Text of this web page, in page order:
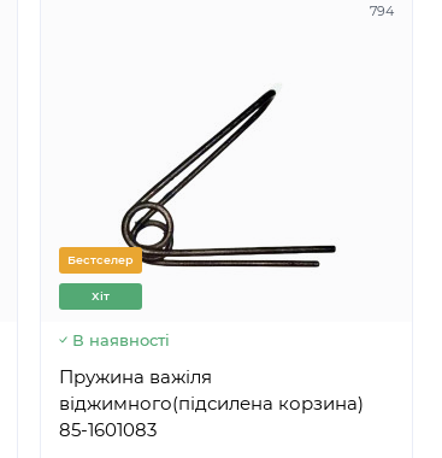
794
Бестселер
Хіт
В наявності
Пружина важіля
віджимного(підсилена корзина)
85-1601083